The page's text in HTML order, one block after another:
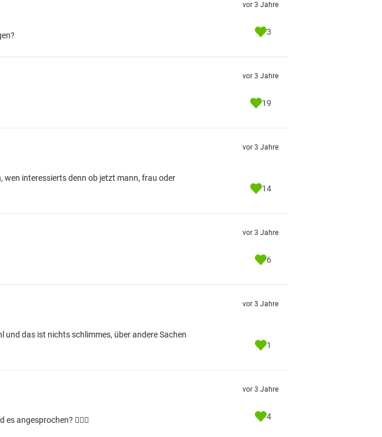
vor 3 Jahre
3
vor 3 Jahre
19
wen interessierts denn ob jetzt mann, frau oder
vor 3 Jahre
14
vor 3 Jahre
6
und das ist nichts schlimmes, über andere Sachen
vor 3 Jahre
1
angesprochen? 🤦🏼‍♂️
vor 3 Jahre
4